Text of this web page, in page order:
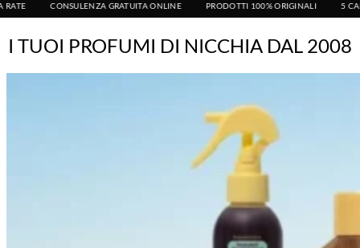
GRATUITA ONLINE PRODOTTI 100% ORIGINALI 5 CAMPIONCINI IN
I TUOI PROFUMI DI NICCHIA DAL 2008